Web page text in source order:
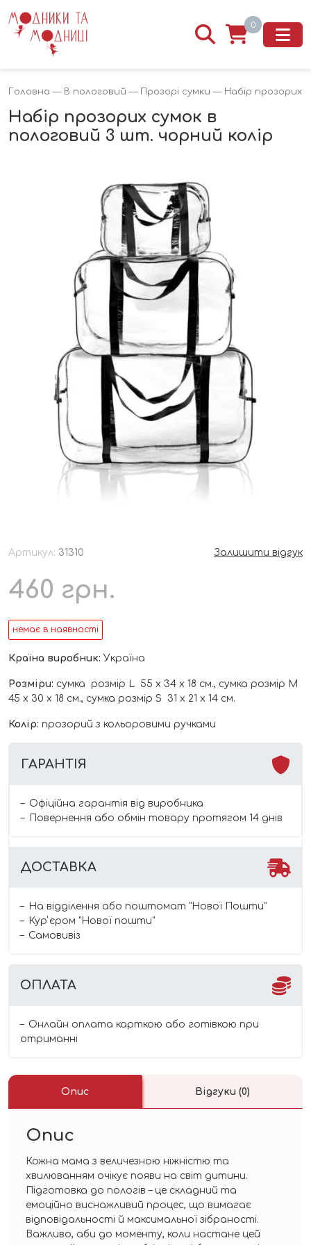
0
Головна — В пологовий — Прозорі сумки — Набір прозорих
Набір прозорих сумок в
пологовий 3 шт. чорний колір
Артикул: 31310 Залишити відгук
460 грн.
немає в наявності
Країна виробник: Україна
Розміри: сумка розмір L 55 х 34 х 18 см., сумка розмір М
45 х 30 х 18 см., сумка розмір S 31 х 21 х 14 см.
Колір: прозорий з кольоровими ручками
ГАРАНТІЯ
Офіційна гарантія від виробника
Повернення або обмін товару протягом 14 днів
ДОСТАВКА
На відділення або поштомат "Нової Пошти"
Курʼєром "Нової пошти"
Самовивіз
ОПЛАТА
Онлайн оплата карткою або готівкою при
отриманні
Опис Відгуки (0)
Опис
Кожна мама з величезною ніжністю та
хвилюванням очікує появи на світ дитини.
Підготовка до пологів – це складний та
емоційно виснажливий процес, що вимагає
відповідальності й максимальної зібраності.
Важливо, аби до моменту, коли настане цей